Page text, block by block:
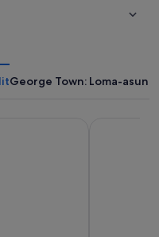
George Town: Loma-